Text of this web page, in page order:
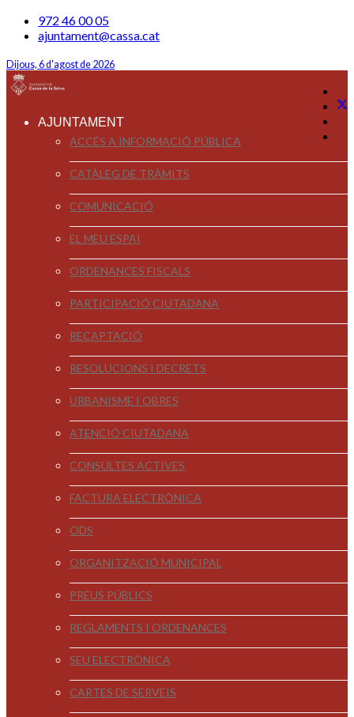
972 46 00 05
ajuntament@cassa.cat
Dijous, 6 d'agost de 2026
AJUNTAMENT
ACCÉS A INFORMACIÓ PÚBLICA
CATÀLEG DE TRÀMITS
COMUNICACIÓ
EL MEU ESPAI
ORDENANCES FISCALS
PARTICIPACIÓ CIUTADANA
RECAPTACIÓ
RESOLUCIONS I DECRETS
URBANISME I OBRES
ATENCIÓ CIUTADANA
CONSULTES ACTIVES
FACTURA ELECTRÒNICA
ODS
ORGANITZACIÓ MUNICIPAL
PREUS PÚBLICS
REGLAMENTS I ORDENANCES
SEU ELECTRÒNICA
CARTES DE SERVEIS